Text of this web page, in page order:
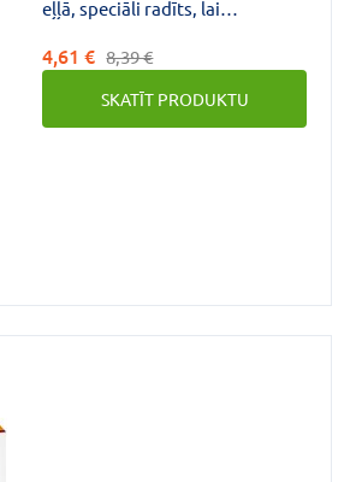
eļļā, speciāli radīts, lai
vitamīna daudzuma
uzņemšanu.Pudelīte ar pipeti
precīzai dozēšanai un ērtībai.
Imunitātei, kaulu un zobu
4,61 € 8,39 €
SKATĪT PRODUKTU